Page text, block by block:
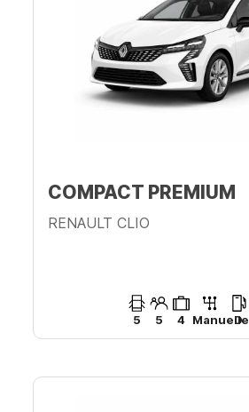
COMPACT PREMIUM
RENAULT CLIO
5 5 4 Manuelle
D